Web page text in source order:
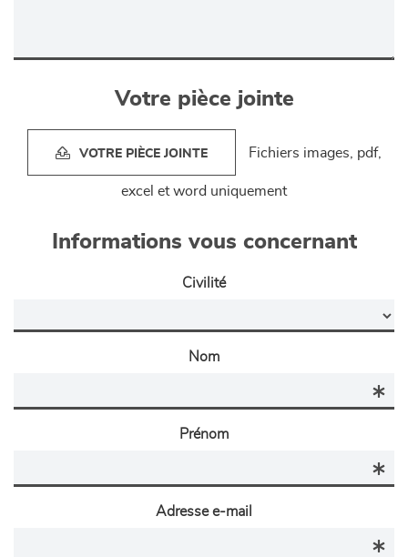
Votre pièce jointe
VOTRE PIÈCE JOINTE Fichiers images, pdf,
excel et word uniquement
Informations vous concernant
Civilité
Nom
Prénom
Adresse e-mail